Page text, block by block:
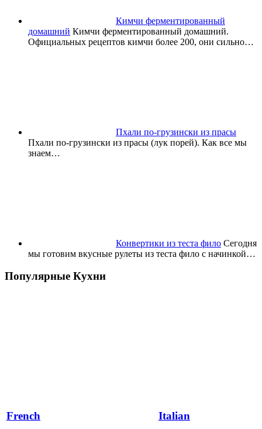
Кимчи ферментированный
домашний Кимчи ферментированный домашний.
Официальных рецептов кимчи более 200, они сильно…
Пхали по-грузински из прасы
Пхали по-грузински из прасы (лук порей). Как все мы
знаем…
Конвертики из теста фило Сегодня
мы готовим вкусные рулеты из теста фило с начинкой…
Популярные Кухни
French Italian